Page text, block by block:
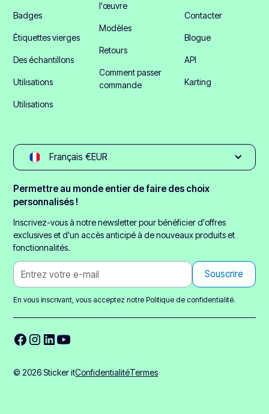
Badges
Étiquettes vierges
Des échantillons
Utilisations
Utilisations
l'œuvre
Modèles
Retours
Comment passer
commande
Contacter
Blogue
API
Karting
Français €EUR
Permettre au monde entier de faire des choix
personnalisés !
Inscrivez-vous à notre newsletter pour bénéficier d'offres
exclusives et d'un accès anticipé à de nouveaux produits et
fonctionnalités.
En vous inscrivant, vous acceptez notrePolitique de confidentialité.
© 2026 Sticker itConfidentialitéTermes